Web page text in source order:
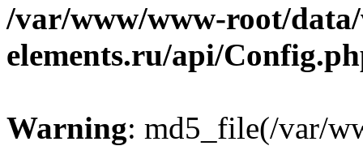
/var/www/www-root/
elements.ru/api/
Warning: md5_file(/var/